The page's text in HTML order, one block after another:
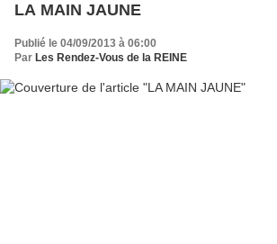
LA MAIN JAUNE
Publié le 04/09/2013 à 06:00
Par Les Rendez-Vous de la REINE